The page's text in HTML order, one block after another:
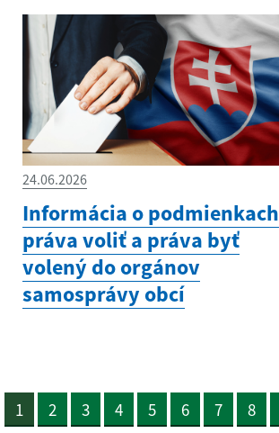
24.06.2026
Informácia o podmienkach
práva voliť a práva byť
volený do orgánov
samosprávy obcí
1 2 3 4 5 6 7 8